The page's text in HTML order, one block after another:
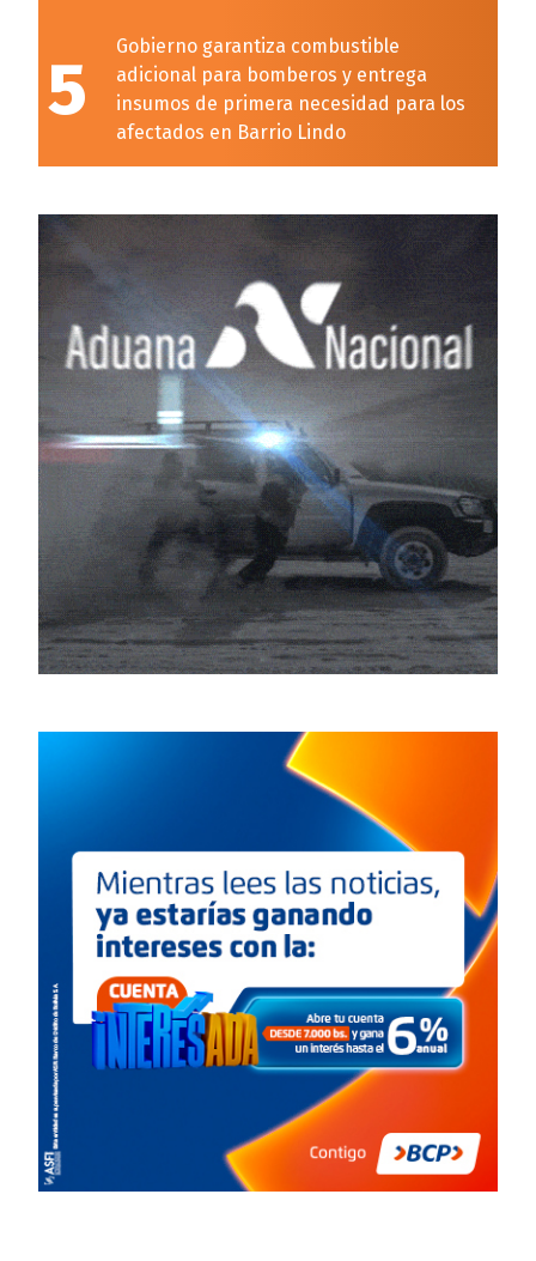
5
Gobierno garantiza combustible
adicional para bomberos y entrega
insumos de primera necesidad para los
afectados en Barrio Lindo